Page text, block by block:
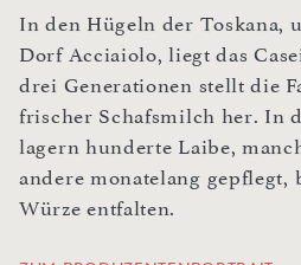
In den Hügeln der Toskana,
Dorf Acciaiolo, liegt das
drei Generationen stellt die
frischer Schafsmilch her. In
lagern hunderte Laibe,
andere monatelang gepflegt,
Würze entfalten.